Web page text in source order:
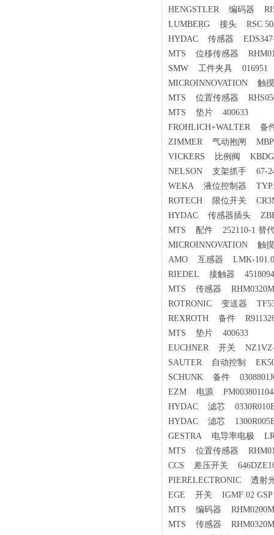
HENGSTLER 编码器
LUMBERG 接头 RSC
HYDAC 传感器 EDS347-
MTS 位移传感器
SMW 工件夹具 016951
MICROINNOVATION 触
MTS 位置传感器
MTS 垫片 400633
FROHLICH+WALTER 备
ZIMMER 气动抱闸
VICKERS 比例阀
NELSON 支架抓手 67-
WEKA 液位控制器
ROTECH 限位开关
HYDAC 传感器插头
MTS 配件 252110-1 替代
MICROINNOVATION 触
AMO 互感器 LMK-
RIEDEL 接触器
MTS 传感器
ROTRONIC 变送器
REXROTH 备件
MTS 垫片 400633
EUCHNER 开关 NZ1VZ-
SAUTER 自动控制
SCHUNK 备件
EZM 电源
HYDAC 滤芯
HYDAC 滤芯
GESTRA 电导率电极
MTS 位置传感器
CCS 差压开关
PIERELECTRONIC 透射
EGE 开关 IGMF 02 GSP
MTS 编码器
MTS 传感器